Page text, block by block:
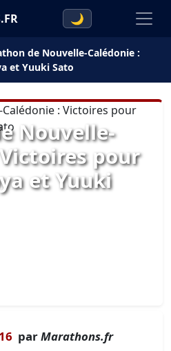
🌙
de Nouvelle-Calédonie :
et Yuuki Sato
Nouvelle-
pour
et Yuuki
parMarathons.fr